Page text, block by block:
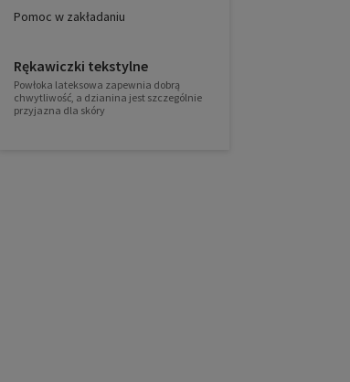
Pomoc w zakładaniu
Rękawiczki tekstylne
Powłoka lateksowa zapewnia dobrą
chwytliwość, a dzianina jest szczególnie
przyjazna dla skóry